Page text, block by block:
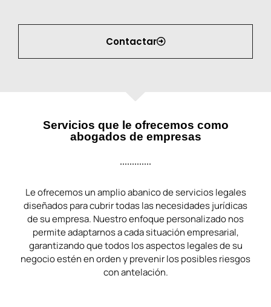
Contactar
Servicios que le ofrecemos como
abogados de empresas
Le ofrecemos un amplio abanico de servicios legales
diseñados para cubrir todas las necesidades jurídicas
de su empresa. Nuestro enfoque personalizado nos
permite adaptarnos a cada situación empresarial,
garantizando que todos los aspectos legales de su
negocio estén en orden y prevenir los posibles riesgos
con antelación.